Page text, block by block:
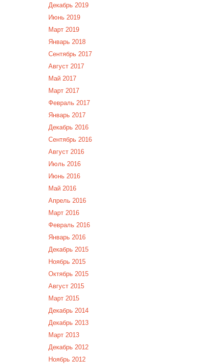
Декабрь 2019
Июнь 2019
Март 2019
Январь 2018
Сентябрь 2017
Август 2017
Май 2017
Март 2017
Февраль 2017
Январь 2017
Декабрь 2016
Сентябрь 2016
Август 2016
Июль 2016
Июнь 2016
Май 2016
Апрель 2016
Март 2016
Февраль 2016
Январь 2016
Декабрь 2015
Ноябрь 2015
Октябрь 2015
Август 2015
Март 2015
Декабрь 2014
Декабрь 2013
Март 2013
Декабрь 2012
Ноябрь 2012